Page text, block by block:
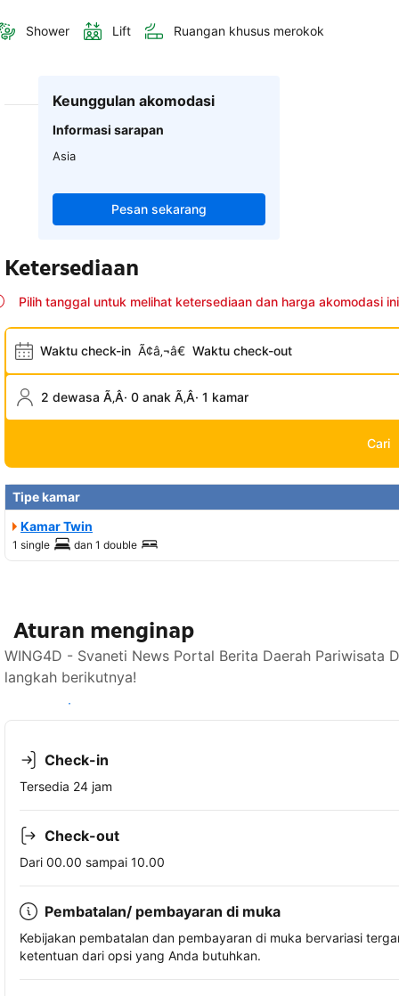
Shower Lift Ruangan khusus merokok
Keunggulan akomodasi
Informasi sarapan
Asia
Pesan sekarang
Ketersediaan
Pilih tanggal untuk melihat ketersediaan dan harga akomodasi ini
Waktu check-in Ã¢â‚¬â€ Waktu check-out
2 dewasa Ã‚Â· 0 anak Ã‚Â· 1 kamar
Cari
Tipe kamar
Kamar Twin
1 single dan 1 double
Aturan menginap
WING4D - Svaneti News Portal Berita Daerah Pariwisata
langkah berikutnya!
Lihat ketersediaan
Check-in
Tersedia 24 jam
Check-out
Dari 00.00 sampai 10.00
Pembatalan/ pembayaran di muka
Kebijakan pembatalan dan pembayaran di muka bervariasi
ketentuan dari opsi yang Anda butuhkan.